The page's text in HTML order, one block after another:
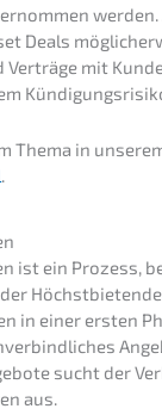
Deals
Verträ­ge mit
Thema in
ist ein Prozess,
in einer ersten
sucht der
aus.